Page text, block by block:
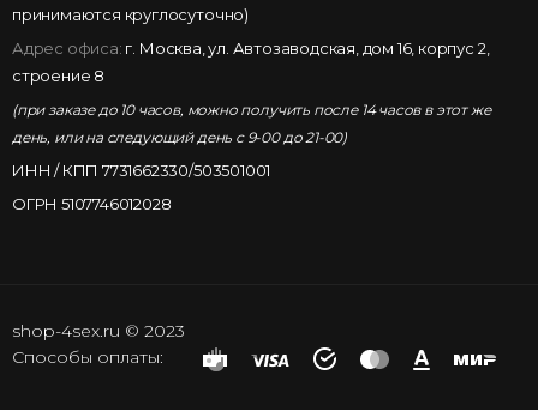
принимаются круглосуточно)
Адрес офиса: г. Москва, ул. Автозаводская, дом 16, корпус 2,
строение 8
(при заказе до 10 часов, можно получить после 14 часов в этот же
день, или на следующий день с 9-00 до 21-00)
ИНН / КПП 7731662330/503501001
ОГРН 5107746012028
shop-4sex.ru © 2023
Способы оплаты: